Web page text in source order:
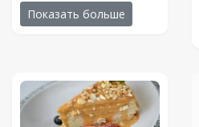
Показать больше